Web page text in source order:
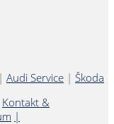
| Audi Service | Škoda
Kontakt &
|